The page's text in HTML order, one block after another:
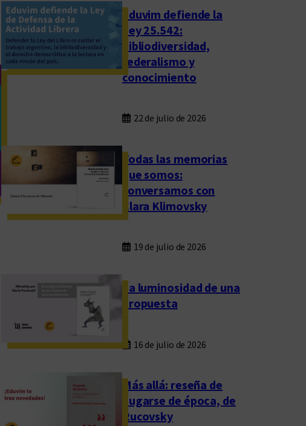
Eduvim defiende la
Ley 25.542:
bibliodiversidad,
federalismo y
conocimiento
22 de julio de 2026
Todas las memorias
que somos:
conversamos con
Clara Klimovsky
19 de julio de 2026
La luminosidad de una
propuesta
16 de julio de 2026
Más allá: reseña de
Fugarse de época, de
Rucovsky